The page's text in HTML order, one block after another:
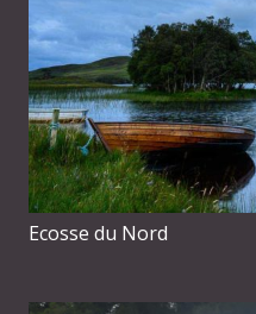
Ecosse du Nord